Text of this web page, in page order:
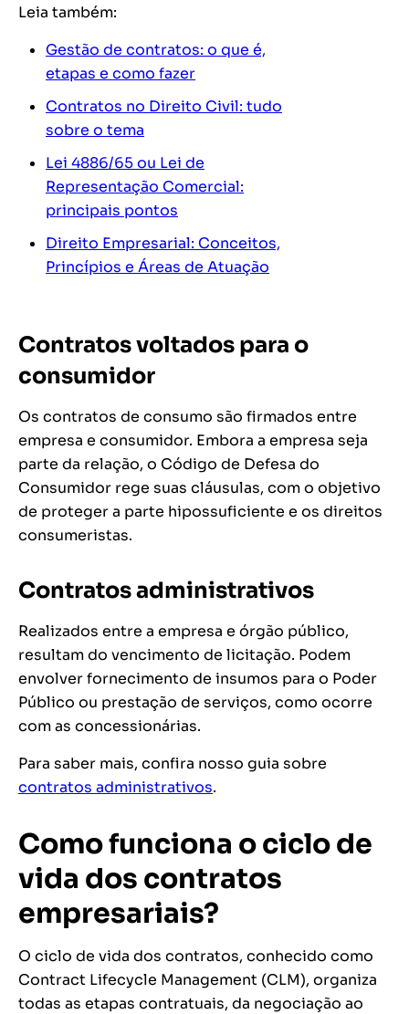
Leia também:
Gestão de contratos: o que é,
etapas e como fazer
Contratos no Direito Civil: tudo
sobre o tema
Lei 4886/65 ou Lei de
Representação Comercial:
principais pontos
Direito Empresarial: Conceitos,
Princípios e Áreas de Atuação
Contratos voltados para o
consumidor
Os contratos de consumo são firmados entre
empresa e consumidor. Embora a empresa seja
parte da relação, o Código de Defesa do
Consumidor rege suas cláusulas, com o objetivo
de proteger a parte hipossuficiente e os direitos
consumeristas.
Contratos administrativos
Realizados entre a empresa e órgão público,
resultam do vencimento de licitação. Podem
envolver fornecimento de insumos para o Poder
Público ou prestação de serviços, como ocorre
com as concessionárias.
Para saber mais, confira nosso guia sobre
contratos administrativos.
Como funciona o ciclo de
vida dos contratos
empresariais?
O ciclo de vida dos contratos, conhecido como
Contract Lifecycle Management (CLM), organiza
todas as etapas contratuais, da negociação ao